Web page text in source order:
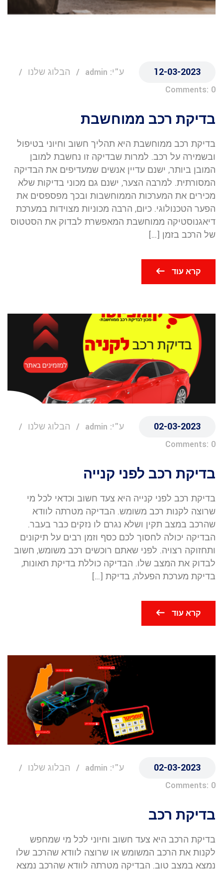
12-03-2023 ע"י: admin
הבלוג שלנו
Comments: 0
בדיקת רכב ממוחשבת
בדיקת רכב ממוחשבת היא תהליך חשוב וחיוני בטיפול
ובשמירה על רכב. למרות שבדיקה זו נחשבת למובן
המובן ביותר, ישנם עדיין אנשים שמעדיפים את הבדיקה
המסורתית. למרבה הצער, ישנם גם מכוני בדיקות שלא
מכירים את המערכות הממוחשבות ובכך מפספסים את
הפער הטכנולוגי. כיום, הרבה מכוניות מצוידות במערכת
דיאגנוסטיקה ממוחשבת המאפשרת לבדוק את הסטטוס
של הרכב בזמן […]
קרא עוד
02-03-2023 ע"י: admin
הבלוג שלנו
Comments: 0
בדיקת רכב לפני קנייה
בדיקת רכב לפני קנייה היא צעד חשוב וכדאי לכל מי
שרוצה לקנות רכב משומש. הבדיקה מטרתה לוודא
שהרכב במצב תקין ושלא נגרם לו נזקים כבר בעבר.
הבדיקה יכולה לחסוך לכם כסף וזמן רבים על תיקונים
ותחזוקה רצויה. לפני שאתם רוכשים רכב משומש, חשוב
לבדוק את המצב שלו. הבדיקה כוללת בדיקת תאונות,
בדיקת מערכת הפעלה, בדיקת […]
קרא עוד
02-03-2023 ע"י: admin
הבלוג שלנו
Comments: 0
בדיקת רכב
בדיקת הרכב היא צעד חשוב וחיוני לכל מי שמחפש
לקנות את הרכב המשומש או שרוצה לוודא שהרכב שלו
נמצא במצב טוב. הבדיקה מטרתה לוודא שהרכב נמצא